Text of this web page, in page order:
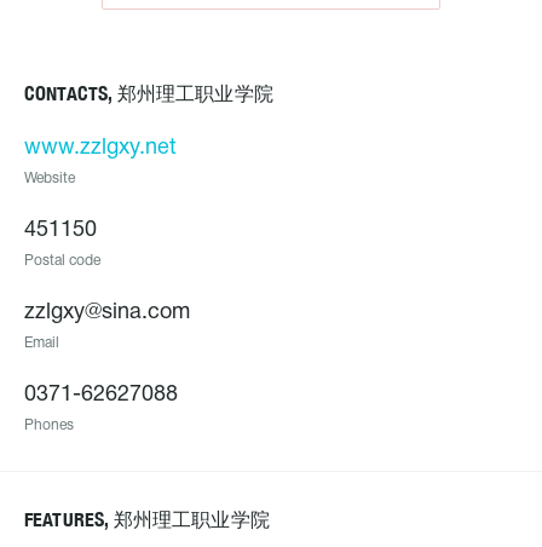
CONTACTS, 郑州理工职业学院
www.zzlgxy.net
Website
451150
Postal code
zzlgxy@sina.com
Email
0371-62627088
Phones
FEATURES, 郑州理工职业学院